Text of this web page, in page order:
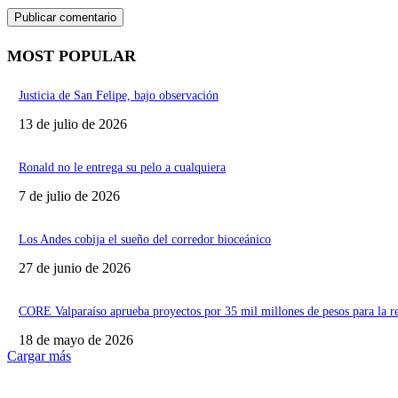
MOST POPULAR
Justicia de San Felipe, bajo observación
13 de julio de 2026
Ronald no le entrega su pelo a cualquiera
7 de julio de 2026
Los Andes cobija el sueño del corredor bioceánico
27 de junio de 2026
CORE Valparaíso aprueba proyectos por 35 mil millones de pesos para la
18 de mayo de 2026
Cargar más